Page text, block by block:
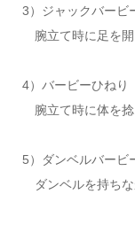
3）ジャックバービ
腕立て時に足を開
4）バービーひねり
腕立て時に体を
5）ダンベルバービ
ダンベルを持ち